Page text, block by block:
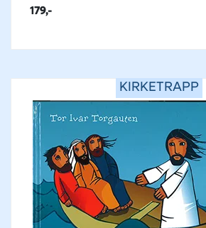
179,-
KIRKETRAPP